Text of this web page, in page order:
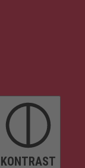
KONTRAST